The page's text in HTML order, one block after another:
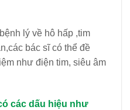
lý về hô hấp ,tim
bác sĩ có thể đề
như điện tim, siêu âm
các dấu hiệu như